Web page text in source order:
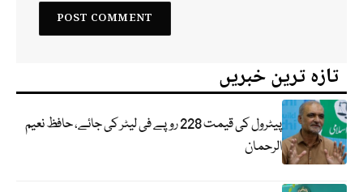
تازہ ترین خبریں
پیٹرول کی قیمت 228 روپے فی لیٹر کی جائے، حافظ نعیم
الرحمان